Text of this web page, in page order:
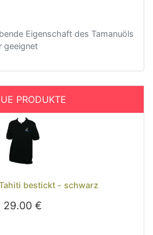
Eigenschaft des Tamanuöls
geeignet
PRODUKTE
bestickt - schwarz
29.00 €